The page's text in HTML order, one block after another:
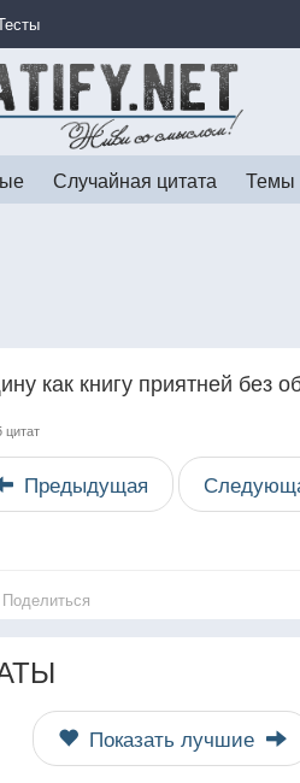
Случайная цитата Темы
как книгу приятней без
цитат
Предыдущая
Поделиться
Показать лучшие